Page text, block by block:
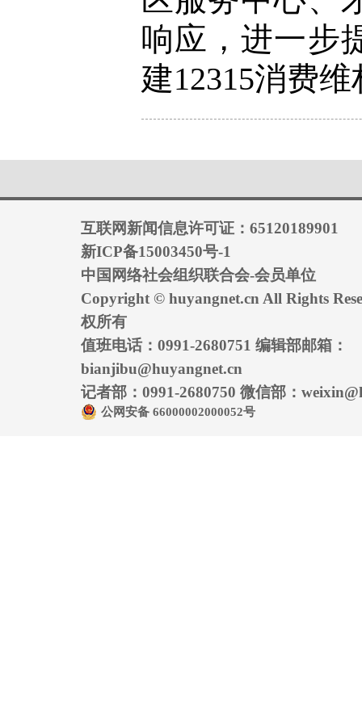
响应，进一步
建12315消费
互联网新闻信息许可证：65120189901
新ICP备15003450号-1
中国网络社会组织联合会-会员单位
Copyright © huyangnet.cn All Rights
权所有
值班电话：0991-2680751 编辑部邮箱：
bianjibu@huyangnet.cn
记者部：0991-2680750 微信部：
公网安备 66000002000052号